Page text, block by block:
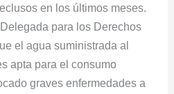
en los últimos meses.
para los Derechos
el agua suministrada al
apta para el consumo
graves enfermedades a